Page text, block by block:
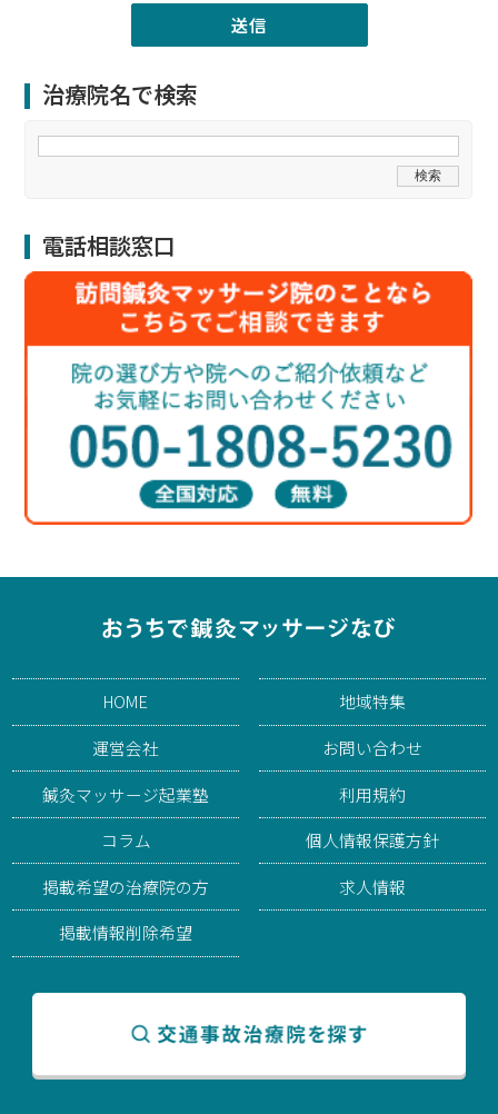
治療院名で検索
電話相談窓口
HOME
運営会社
鍼灸マッサージ起業塾
コラム
掲載希望の治療院の方
掲載情報削除希望
地域特集
お問い合わせ
利用規約
個人情報保護方針
求人情報